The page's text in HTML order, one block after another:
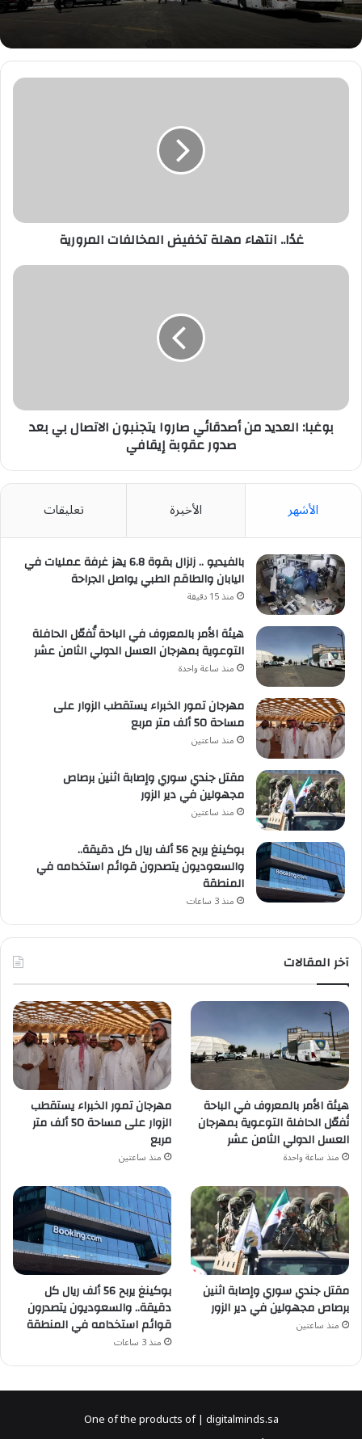
غدًا..
غدًا.. انتهاء مهلة تخفيض المخالفات المرورية
بوغبا:
بعد
صدور
عقوبة
بوغبا: العديد من أصدقائي صاروا يتجنبون الاتصال بي بعد
صدور عقوبة إيقافي
الأشهر الأخيرة تعليقات
بالفيديو .. زلزال بقوة 6.8 يهز غرفة عمليات في
اليابان والطاقم الطبي يواصل الجراحة
منذ 15 دقيقة
هيئة الأمر بالمعروف في الباحة تُفعّل الحافلة
التوعوية بمهرجان العسل الدولي الثامن عشر
منذ ساعة واحدة
مهرجان تمور الخبراء يستقطب الزوار على
مساحة 50 ألف متر مربع
منذ ساعتين
مقتل جندي سوري وإصابة اثنين برصاص
مجهولين في دير الزور
منذ ساعتين
بوكينغ يربح 56 ألف ريال كل دقيقة..
والسعوديون يتصدرون قوائم استخدامه في
المنطقة
منذ 3 ساعات
آخر المقالات
هيئة الأمر بالمعروف في الباحة
تُفعّل الحافلة التوعوية بمهرجان
العسل الدولي الثامن عشر
منذ ساعة واحدة
مهرجان تمور الخبراء يستقطب
الزوار على مساحة 50 ألف متر
مربع
منذ ساعتين
مقتل جندي سوري وإصابة اثنين
برصاص مجهولين في دير الزور
منذ ساعتين
بوكينغ يربح 56 ألف ريال كل
دقيقة.. والسعوديون يتصدرون
قوائم استخدامه في المنطقة
منذ 3 ساعات
One of the products of | digitalminds.sa